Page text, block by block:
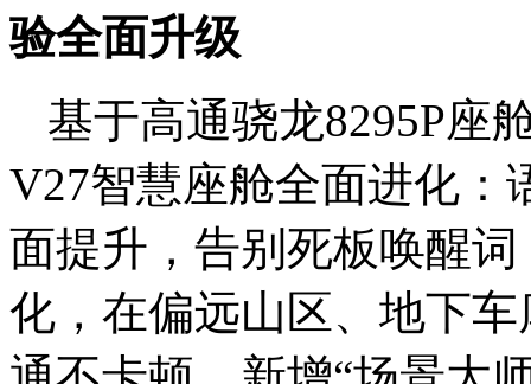
验全面升级
基于高通骁龙8295P座
V27智慧座舱全面进化：
面提升，告别死板唤醒
化，在偏远山区、地下